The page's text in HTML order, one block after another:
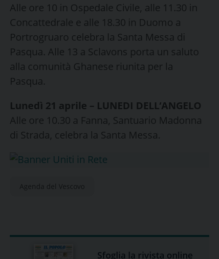
Alle ore 10 in Ospedale Civile, alle 11.30 in
Concattedrale e alle 18.30 in Duomo a
Portrogruaro celebra la Santa Messa di
Pasqua. Alle 13 a Sclavons porta un saluto
alla comunità Ghanese riunita per la
Pasqua.
Lunedì 21 aprile – LUNEDI DELL’ANGELO
Alle ore 10.30 a Fanna, Santuario Madonna
di Strada, celebra la Santa Messa.
Agenda del Vescovo
Sfoglia la rivista online